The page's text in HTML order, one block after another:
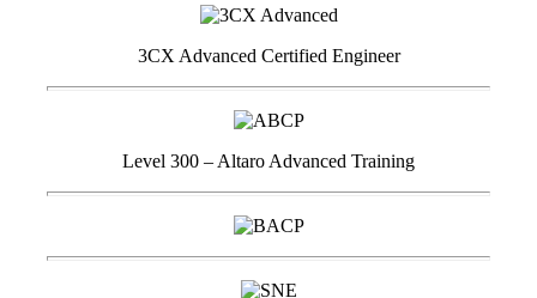
3CX Advanced Certified Engineer
Level 300 – Altaro Advanced Training